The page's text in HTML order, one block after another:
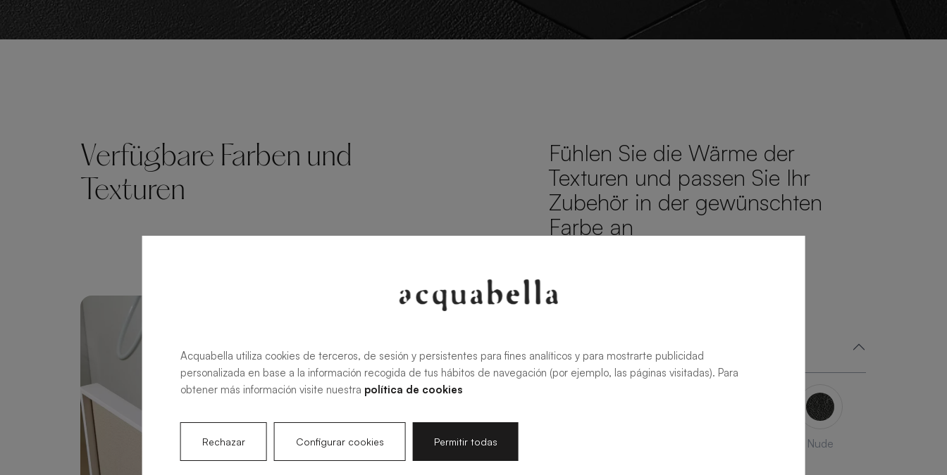
Verfügbare Farben und
Texturen
Fühlen Sie die Wärme der
Texturen und passen Sie Ihr
Zubehör in der gewünschten
Farbe an
TEXTUREN
Nude
Acquabella utiliza cookies de terceros, de sesión y persistentes para fines analíticos y para mostrarte publicidad
personalizada en base a la información recogida de tus hábitos de navegación (por ejemplo, las páginas visitadas). Para
obtener más información visite nuestra política de cookies
Rechazar Configurar cookies Permitir todas